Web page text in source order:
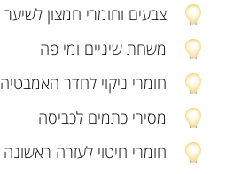
צבעים וחומרי חמצון לשיער
משחת שיניים ומי פה
חומרי ניקוי לחדר האמבטיה
מסירי כתמים לכביסה
חומרי חיטוי לעזרה ראשונה